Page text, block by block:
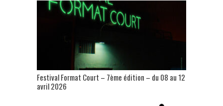
Festival Format Court – 7ème édition – du 08 au 12
avril 2026